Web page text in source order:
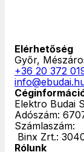
Elérhetőség
Győr,
+36 20 372
Elektro Budai
Adószám:
Számlaszám:
Binx Zrt.:
Rólunk